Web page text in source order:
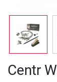
Centr